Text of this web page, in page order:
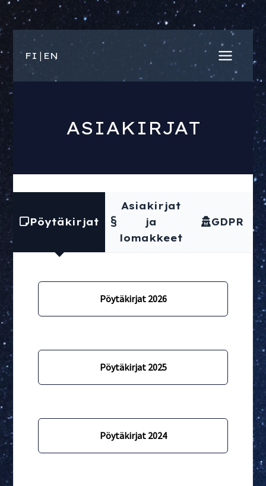
Skip
to
content
FI | EN
Main
ASIAKIRJAT
Pöytäkirjat
Asiakirjat
ja
lomakkeet
GDPR
Pöytäkirjat 2026
Pöytäkirjat 2025
Pöytäkirjat 2024